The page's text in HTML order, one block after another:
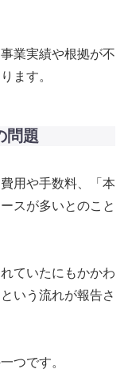
業実績や根拠が不
ます。
問題
用や手数料、「本
スが多いとのこと
ていたにもかかわ
いう流れが報告さ
つです。